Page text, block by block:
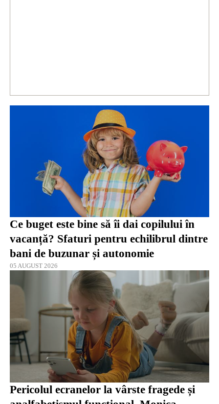
Ce buget este bine să îi dai copilului în
vacanță? Sfaturi pentru echilibrul dintre
bani de buzunar și autonomie
05 AUGUST 2026
Pericolul ecranelor la vârste fragede și